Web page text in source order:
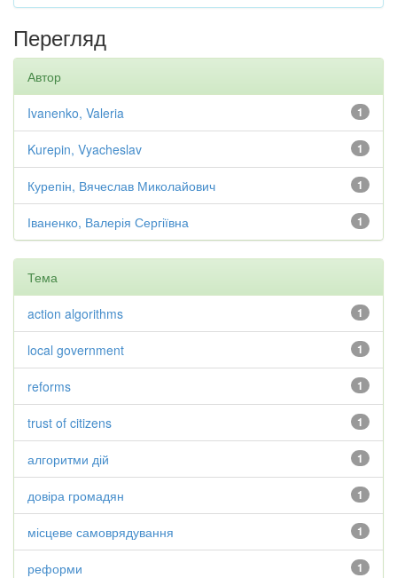
Перегляд
Автор
1
Ivanenko, Valeria
1
Kurepin, Vyacheslav
1
Курепін, Вячеслав Миколайович
1
Іваненко, Валерія Сергіївна
Тема
1
action algorithms
1
local government
1
reforms
1
trust of citizens
1
алгоритми дій
1
довіра громадян
1
місцеве самоврядування
1
реформи